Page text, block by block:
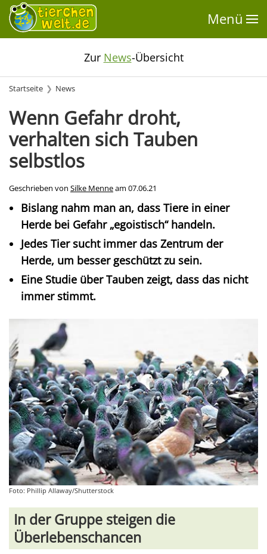
Menü
Zur News-Übersicht
Startseite News
Wenn Gefahr droht,
verhalten sich Tauben
selbstlos
Geschrieben von Silke Menneam 07.06.21
Bislang nahm man an, dass Tiere in einer
Herde bei Gefahr „egoistisch“ handeln.
Jedes Tier sucht immer das Zentrum der
Herde, um besser geschützt zu sein.
Eine Studie über Tauben zeigt, dass das nicht
immer stimmt.
Foto: Phillip Allaway/Shutterstock
In der Gruppe steigen die
Überlebenschancen